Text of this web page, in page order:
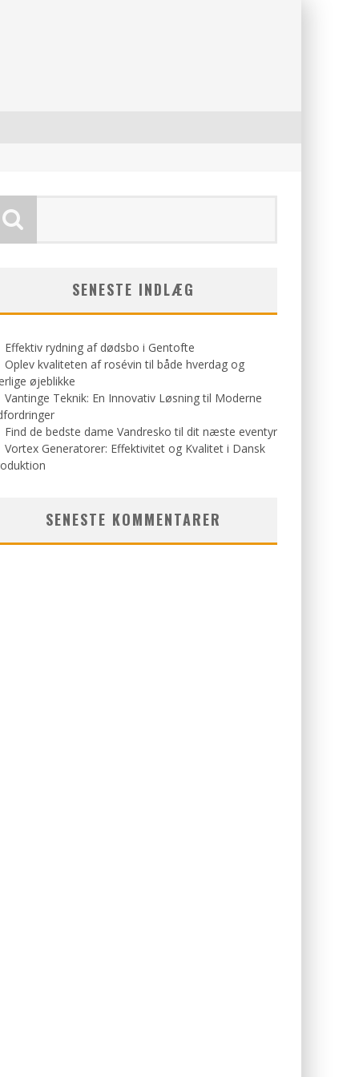
SENESTE INDLÆG
Effektiv rydning af dødsbo i Gentofte
Oplev kvaliteten af rosévin til både hverdag og
øjeblikke
Vantinge Teknik: En Innovativ Løsning til Moderne
Find de bedste dame Vandresko til dit næste eventyr
Vortex Generatorer: Effektivitet og Kvalitet i Dansk
SENESTE KOMMENTARER